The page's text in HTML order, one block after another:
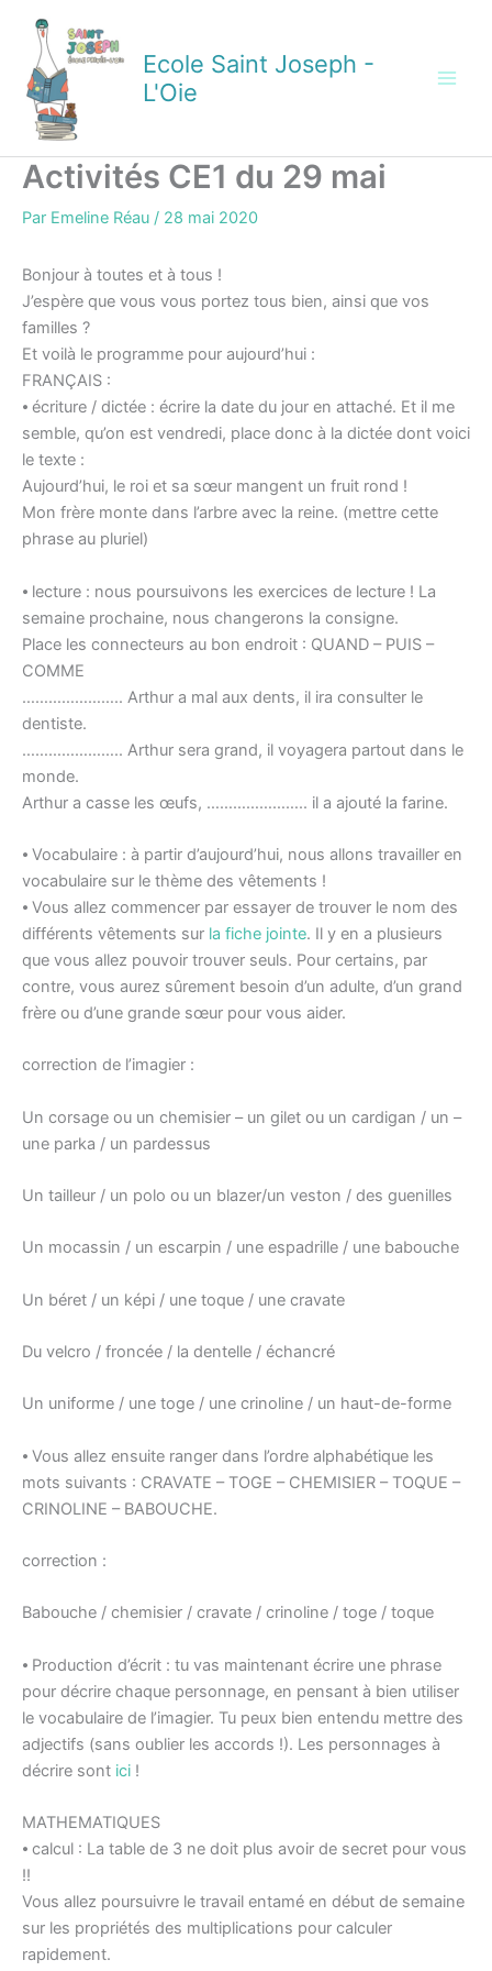
contenu
Ecole Saint Joseph -
L'Oie
Activités CE1 du 29 mai
Par Emeline Réau / 28 mai 2020
Bonjour à toutes et à tous !
J’espère que vous vous portez tous bien, ainsi que vos
familles ?
Et voilà le programme pour aujourd’hui :
FRANÇAIS :
⦁ écriture / dictée : écrire la date du jour en attaché. Et il me
semble, qu’on est vendredi, place donc à la dictée dont voici
le texte :
Aujourd’hui, le roi et sa sœur mangent un fruit rond !
Mon frère monte dans l’arbre avec la reine. (mettre cette
phrase au pluriel)
⦁ lecture : nous poursuivons les exercices de lecture ! La
semaine prochaine, nous changerons la consigne.
Place les connecteurs au bon endroit : QUAND – PUIS –
COMME
………………….. Arthur a mal aux dents, il ira consulter le
dentiste.
………………….. Arthur sera grand, il voyagera partout dans le
monde.
Arthur a casse les œufs, ………………….. il a ajouté la farine.
⦁ Vocabulaire : à partir d’aujourd’hui, nous allons travailler en
vocabulaire sur le thème des vêtements !
⦁ Vous allez commencer par essayer de trouver le nom des
différents vêtements sur la fiche jointe. Il y en a plusieurs
que vous allez pouvoir trouver seuls. Pour certains, par
contre, vous aurez sûrement besoin d’un adulte, d’un grand
frère ou d’une grande sœur pour vous aider.
correction de l’imagier :
Un corsage ou un chemisier – un gilet ou un cardigan / un –
une parka / un pardessus
Un tailleur / un polo ou un blazer/un veston / des guenilles
Un mocassin / un escarpin / une espadrille / une babouche
Un béret / un képi / une toque / une cravate
Du velcro / froncée / la dentelle / échancré
Un uniforme / une toge / une crinoline / un haut-de-forme
⦁ Vous allez ensuite ranger dans l’ordre alphabétique les
mots suivants : CRAVATE – TOGE – CHEMISIER – TOQUE –
CRINOLINE – BABOUCHE.
correction :
Babouche / chemisier / cravate / crinoline / toge / toque
⦁ Production d’écrit : tu vas maintenant écrire une phrase
pour décrire chaque personnage, en pensant à bien utiliser
le vocabulaire de l’imagier. Tu peux bien entendu mettre des
adjectifs (sans oublier les accords !). Les personnages à
décrire sont ici !
MATHEMATIQUES
⦁ calcul : La table de 3 ne doit plus avoir de secret pour vous
!!
Vous allez poursuivre le travail entamé en début de semaine
sur les propriétés des multiplications pour calculer
rapidement.